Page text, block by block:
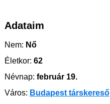
Adataim
Nem: Nő
Életkor: 62
Névnap: február 19.
Város: Budapest társkereső